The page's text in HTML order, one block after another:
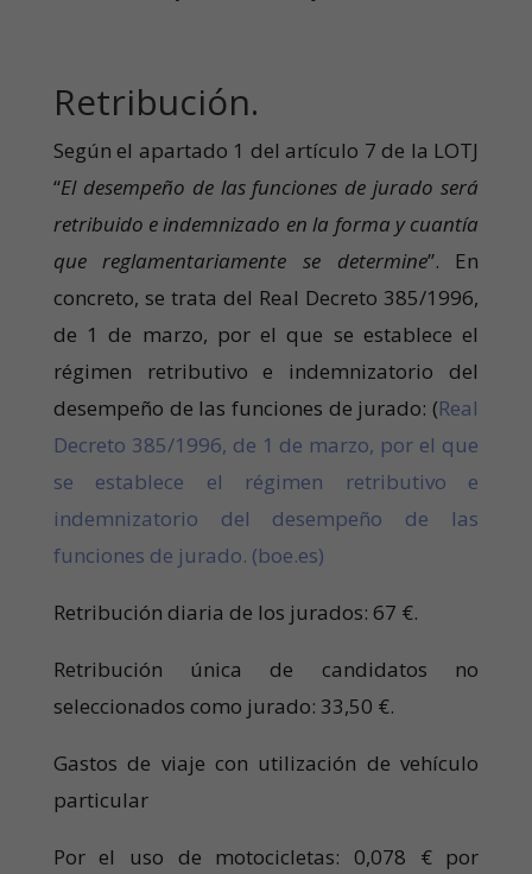
Retribución.
Según el apartado 1 del artículo 7 de la LOTJ
“El desempeño de las funciones de jurado será
retribuido e indemnizado en la forma y cuantía
que reglamentariamente se determine”. En
concreto, se trata del Real Decreto 385/1996,
de 1 de marzo, por el que se establece el
régimen retributivo e indemnizatorio del
desempeño de las funciones de jurado: (Real
Decreto 385/1996, de 1 de marzo, por el que
se establece el régimen retributivo e
indemnizatorio del desempeño de las
funciones de jurado. (boe.es)
Retribución diaria de los jurados: 67 €.
Retribución única de candidatos no
seleccionados como jurado: 33,50 €.
Gastos de viaje con utilización de vehículo
particular
Por el uso de motocicletas: 0,078 € por